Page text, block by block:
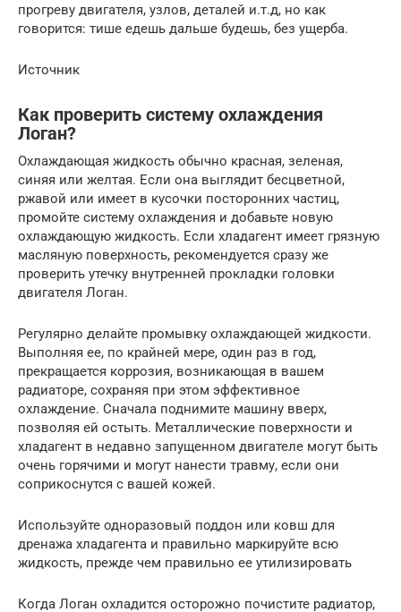
прогреву двигателя, узлов, деталей и.т.д, но как
говорится: тише едешь дальше будешь, без ущерба.
Источник
Как проверить систему охлаждения
Логан?
Охлаждающая жидкость обычно красная, зеленая,
синяя или желтая. Если она выглядит бесцветной,
ржавой или имеет в кусочки посторонних частиц,
промойте систему охлаждения и добавьте новую
охлаждающую жидкость. Если хладагент имеет грязную
масляную поверхность, рекомендуется сразу же
проверить утечку внутренней прокладки головки
двигателя Логан.
Регулярно делайте промывку охлаждающей жидкости.
Выполняя ее, по крайней мере, один раз в год,
прекращается коррозия, возникающая в вашем
радиаторе, сохраняя при этом эффективное
охлаждение. Сначала поднимите машину вверх,
позволяя ей остыть. Металлические поверхности и
хладагент в недавно запущенном двигателе могут быть
очень горячими и могут нанести травму, если они
соприкоснутся с вашей кожей.
Используйте одноразовый поддон или ковш для
дренажа хладагента и правильно маркируйте всю
жидкость, прежде чем правильно ее утилизировать
Когда Логан охладится осторожно почистите радиатор,